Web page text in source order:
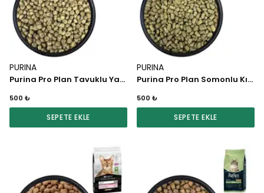
PURINA
Purina Pro Plan Tavuklu Yavru Kedi Maması 1 KG
500 ₺
SEPETE EKLE
PURINA
Purina Pro Plan Somonlu Kısırlaştırılmış Kedi Maması 1 KG
500 ₺
SEPETE EKLE